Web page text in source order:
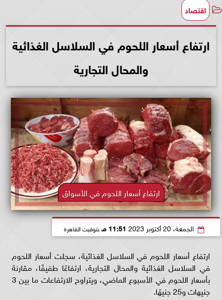
اقتصاد
ارتفاع أسعار اللحوم في السلاسل الغذائية
والمحال التجارية
ارتفاع أسعار اللحوم في الأسواق
الجمعة، 20 أكتوبر 2023 11:51 مـ بتوقيت القاهرة
ارتفاع أسعار اللحوم في السلاسل الغذائية، سجلت أسعار اللحوم
في السلاسل الغذائية والمحال التجارية، ارتفاعًا طفيفًا، مقارنة
بأسعار اللحوم في الأسبوع الماضي، ويتراوح الارتفاعات ما بين 3
جنيهات و25 جنيهًا.